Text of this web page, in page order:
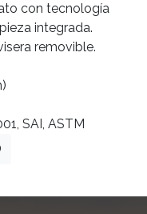
con tecnología
integrada.
removible.
SAI, ASTM